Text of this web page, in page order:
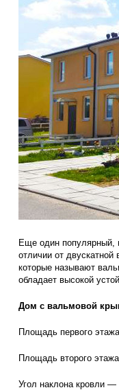
Еще один популярный,
отличии от
которые называют
обладает высокой
Дом с вальмовой
Площадь первого
Площадь второго
Угол наклона кровли —